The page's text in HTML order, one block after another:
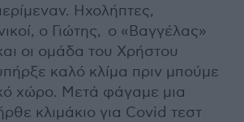
Ηχολήπτες,
ο Γιώτης, ο «Βαγγέλας»
οι ομάδα του Χρήστου
καλό κλίμα πριν μπούμε
χώρο. Μετά φάγαμε μια
κλιμάκιο για Covid τεστ